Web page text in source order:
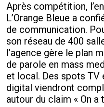
Après compétition,
L’Orange Bleue a
de communication.
son réseau de 400
l’agence gère le plan
de parole en mass
et local. Des spots TV
digital viendront
autour du claim « On a